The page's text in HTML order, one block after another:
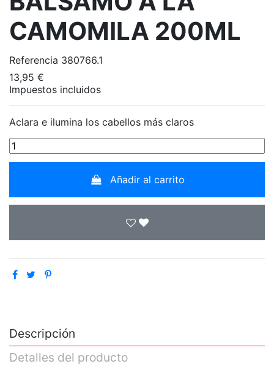
CAMOMILA 200ML
Referencia 380766.1
13,95 €
Impuestos incluidos
Aclara e ilumina los cabellos más claros
Añadir al carrito
Descripción
Detalles del producto